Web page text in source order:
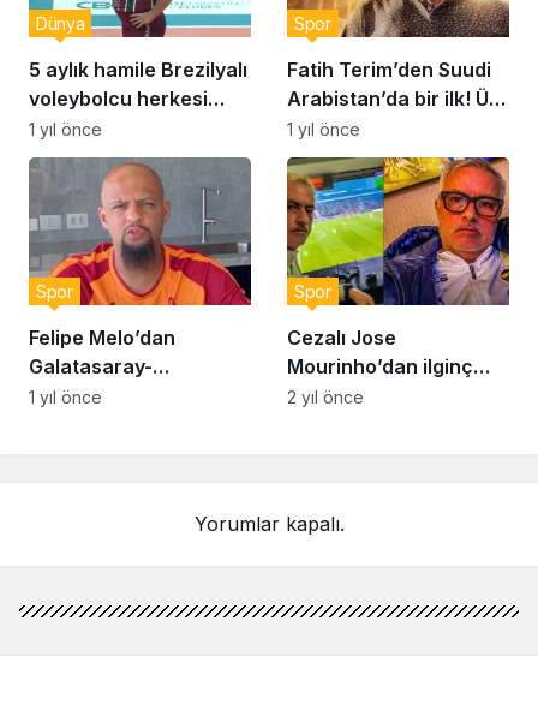
5 aylık hamile Brezilyalı
voleybolcu herkesi
şaşırttı!
Dünya
1 yıl önce
Fatih Terim’den Suudi
Arabistan’da bir ilk! Üst
üste iki maçını…
Spor
1 yıl önce
Felipe Melo’dan
Galatasaray-
Fenerbahçe maçı için
Spor
1 yıl önce
Cezalı Jose
Mourinho’dan ilginç
paylaşım! “Yüzümden
Spor
2 yıl önce
Yorumlar kapalı.